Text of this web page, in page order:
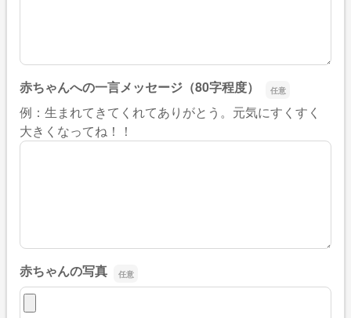
赤ちゃんへの一言メッセージ（80字程度）
例：生まれてきてくれてありがとう。元気にすくすく
大きくなってね！！
赤ちゃんの写真
赤ちゃんの写真